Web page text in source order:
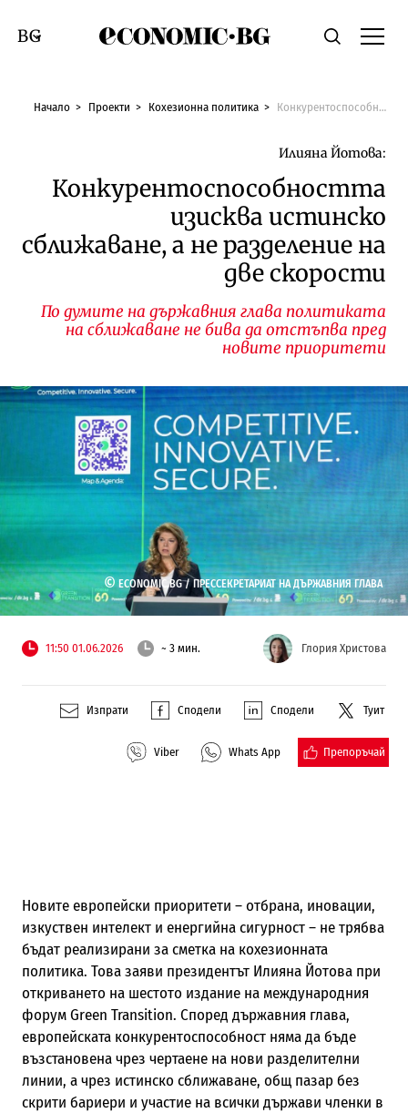
Economic.bgТърсене
Смяна на език
Начало Проекти Кохезионна политика Конкурентоспособността изисква истинско сближаване, а не разделение на две скорости
Конкурентоспособността
изисква истинско
сближаване, а не разделение на
две скорости
По думите на държавния глава политиката
на сближаване не бива да отстъпва пред
новите приоритети
Илияна Йотова:
©ECONOMIC.BG / ПРЕССЕКРЕТАРИАТ НА ДЪРЖАВНИЯ ГЛАВА
11:50 01.06.2026 ~ 3 мин. Глория Христова
Изпрати Сподели Сподели Туит
Viber Whats App Препоръчай
Новите европейски приоритети – отбрана, иновации,
изкуствен интелект и енергийна сигурност – не трябва
бъдат реализирани за сметка на кохезионната
политика. Това заяви президентът Илияна Йотова при
откриването на шестото издание на международния
форум Green Transition. Според държавния глава,
европейската конкурентоспособност няма да бъде
възстановена чрез чертаене на нови разделителни
линии, а чрез истинско сближаване, общ пазар без
скрити бариери и участие на всички държави членки в